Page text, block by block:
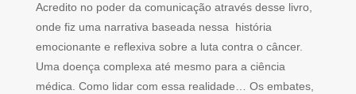
Acredito no poder da comunicação através desse livro,
onde fiz uma narrativa baseada nessa história
emocionante e reflexiva sobre a luta contra o câncer.
Uma doença complexa até mesmo para a ciência
médica. Como lidar com essa realidade… Os embates,